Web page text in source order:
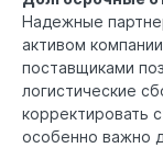
Надежные
активом
поставщиками
логистические
корректировать
особенно важно